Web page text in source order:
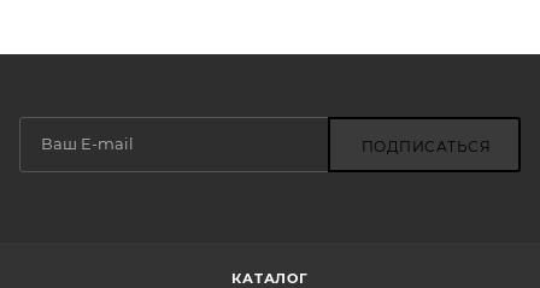
ПОДПИСАТЬСЯ
КАТАЛОГ